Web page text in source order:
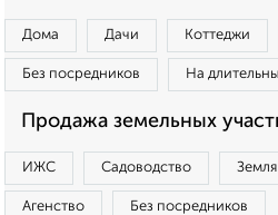
Дома Дачи Коттеджи
Без посредников На
Продажа земельных
ИЖС Садоводство
Агенство Без посредников